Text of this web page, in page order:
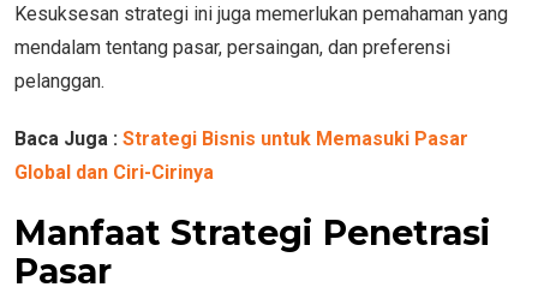
Kesuksesan strategi ini juga memerlukan pemahaman yang
mendalam tentang pasar, persaingan, dan preferensi
pelanggan.
Baca Juga : Strategi Bisnis untuk Memasuki Pasar
Global dan Ciri-Cirinya
Manfaat Strategi Penetrasi
Pasar